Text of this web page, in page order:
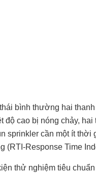
bình thường hai
độ cao bị nóng chảy,
sprinkler cần một ít thời
(RTI-Response Time
thử nghiệm tiêu